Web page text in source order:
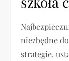
niezbędne
strategie,